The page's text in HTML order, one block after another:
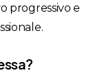
progressivo e